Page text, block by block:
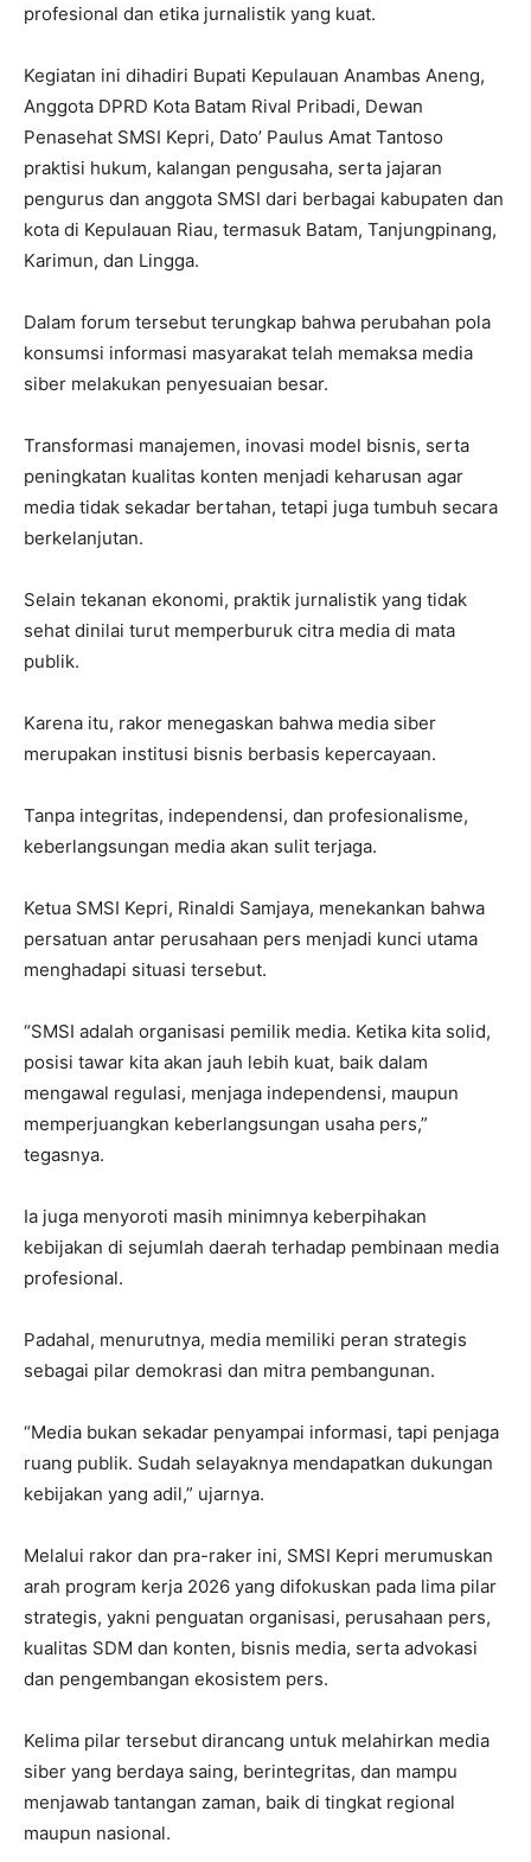
profesional dan etika jurnalistik yang kuat.
Kegiatan ini dihadiri Bupati Kepulauan Anambas Aneng,
Anggota DPRD Kota Batam Rival Pribadi, Dewan
Penasehat SMSI Kepri, Dato’ Paulus Amat Tantoso
praktisi hukum, kalangan pengusaha, serta jajaran
pengurus dan anggota SMSI dari berbagai kabupaten dan
kota di Kepulauan Riau, termasuk Batam, Tanjungpinang,
Karimun, dan Lingga.
Dalam forum tersebut terungkap bahwa perubahan pola
konsumsi informasi masyarakat telah memaksa media
siber melakukan penyesuaian besar.
Transformasi manajemen, inovasi model bisnis, serta
peningkatan kualitas konten menjadi keharusan agar
media tidak sekadar bertahan, tetapi juga tumbuh secara
berkelanjutan.
Selain tekanan ekonomi, praktik jurnalistik yang tidak
sehat dinilai turut memperburuk citra media di mata
publik.
Karena itu, rakor menegaskan bahwa media siber
merupakan institusi bisnis berbasis kepercayaan.
Tanpa integritas, independensi, dan profesionalisme,
keberlangsungan media akan sulit terjaga.
Ketua SMSI Kepri, Rinaldi Samjaya, menekankan bahwa
persatuan antar perusahaan pers menjadi kunci utama
menghadapi situasi tersebut.
“SMSI adalah organisasi pemilik media. Ketika kita solid,
posisi tawar kita akan jauh lebih kuat, baik dalam
mengawal regulasi, menjaga independensi, maupun
memperjuangkan keberlangsungan usaha pers,”
tegasnya.
Ia juga menyoroti masih minimnya keberpihakan
kebijakan di sejumlah daerah terhadap pembinaan media
profesional.
Padahal, menurutnya, media memiliki peran strategis
sebagai pilar demokrasi dan mitra pembangunan.
“Media bukan sekadar penyampai informasi, tapi penjaga
ruang publik. Sudah selayaknya mendapatkan dukungan
kebijakan yang adil,” ujarnya.
Melalui rakor dan pra-raker ini, SMSI Kepri merumuskan
arah program kerja 2026 yang difokuskan pada lima pilar
strategis, yakni penguatan organisasi, perusahaan pers,
kualitas SDM dan konten, bisnis media, serta advokasi
dan pengembangan ekosistem pers.
Kelima pilar tersebut dirancang untuk melahirkan media
siber yang berdaya saing, berintegritas, dan mampu
menjawab tantangan zaman, baik di tingkat regional
maupun nasional.